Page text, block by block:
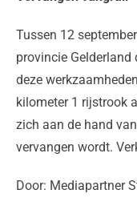
Tussen 12
provincie
deze
kilometer 1 rijstrook
zich aan de hand
vervangen wordt.
Door: Mediapartner